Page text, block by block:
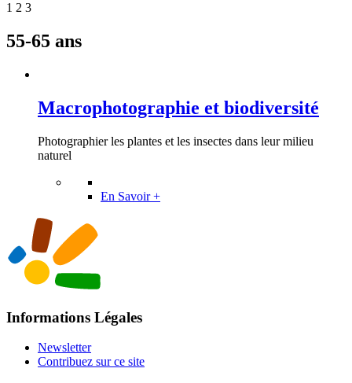
1 2 3
55-65 ans
Macrophotographie et biodiversité
Photographier les plantes et les insectes dans leur milieu
naturel
En Savoir +
Informations Légales
Newsletter
Contribuez sur ce site